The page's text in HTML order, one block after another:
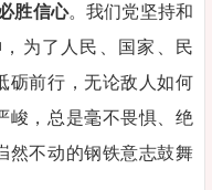
胜信心。我们党坚持和
为了人民、国家、民
砺前行，无论敌人如何
峻，总是毫不畏惧、绝
然不动的钢铁意志鼓舞